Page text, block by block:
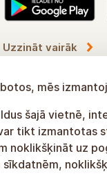
Uzzināt vairāk
mēs
šajā vietnē,
tikt izmantotas
noklikšķināt uz